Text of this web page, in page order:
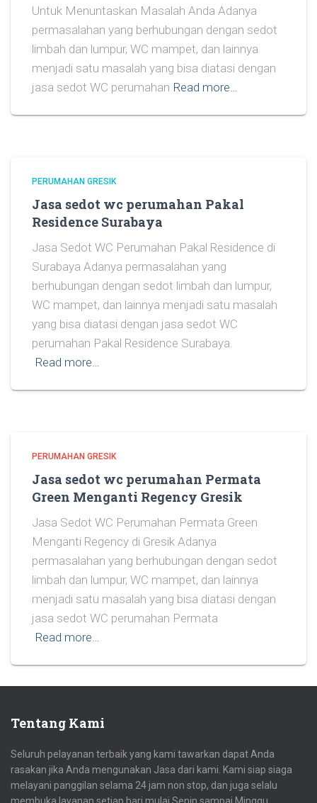
Untuk Menuntaskan Masalah Anda Adanya
permasalahan yang berhubungan dengan sedot
limbah dan lumpur, WC mampet, dan lainnya
menjadi satu masalah yang bisa diatasi dengan
jasa sedot WC perumahan Read more…
PERUMAHAN GRESIK
Jasa sedot wc perumahan Pakal
Residence Surabaya
Jasa Sedot WC Perumahan Pakal Residence di
Surabaya Adanya permasalahan yang
berhubungan dengan sedot limbah dan lumpur,
WC mampet, dan lainnya menjadi satu masalah
yang bisa diatasi dengan jasa sedot WC
perumahan Pakal Residence Surabaya.
Read more…
PERUMAHAN GRESIK
Jasa sedot wc perumahan Permata
Green Menganti Regency Gresik
Jasa Sedot WC Perumahan Permata Green
Menganti Regency di Gresik Adanya
permasalahan yang berhubungan dengan sedot
limbah dan lumpur, WC mampet, dan lainnya
menjadi satu masalah yang bisa diatasi dengan
jasa sedot WC perumahan Permata
Read more…
Tentang Kami
Seluruh pelayanan terbaik yang kami tawarkan dapat Anda
rasakan jika Anda mengunakan Jasa dari kami. Kami siap siaga
melayani panggilan selama 24 jam non stop, dan juga selalu
membuka layanan setiap hari mulai Senin sampai Minggu.